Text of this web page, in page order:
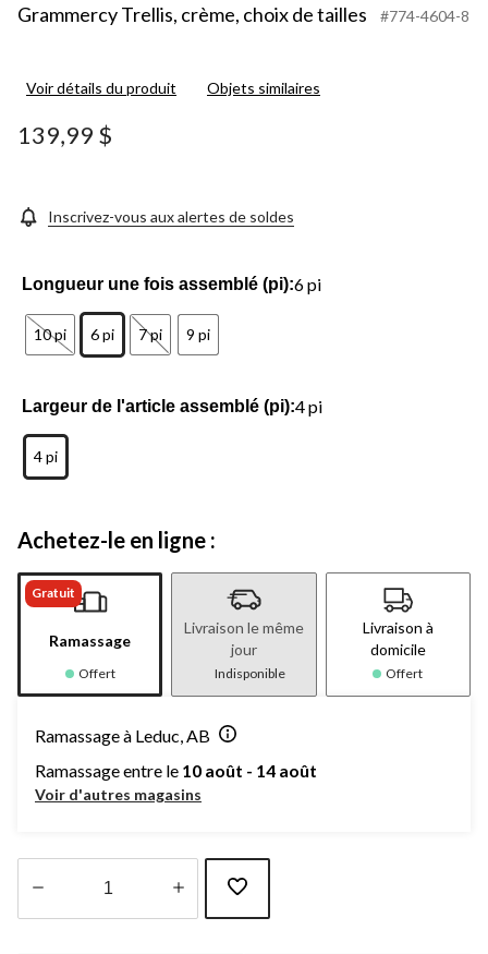
Grammercy Trellis, crème, choix de tailles
#774-4604-8
Voir détails du produit Objets similaires
139,99 $
Inscrivez-vous aux alertes de soldes
Longueur une fois assemblé (pi):6 pi
10 pi 6 pi 7 pi 9 pi
Largeur de l'article assemblé (pi):4 pi
4 pi
Achetez-le en ligne :
Gratuit
Ramassage
Offert
Livraison le même
jour
Indisponible
Livraison à
domicile
Offert
Ramassage à Leduc, AB
Ramassage entre le 10 août - 14 août
Voir d'autres magasins